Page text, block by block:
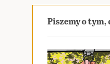
Piszemy o tym,